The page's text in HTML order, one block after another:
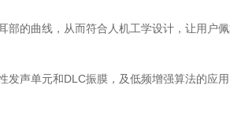
的曲线，从而符合人机工学设计，让用户
声单元和DLC振膜，及低频增强算法的应